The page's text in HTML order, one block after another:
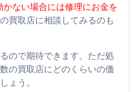
かない場合には修理にお金を
買取店に相談してみるのも
ので期待できます。ただ処
の買取店にどのくらいの価
ょう。